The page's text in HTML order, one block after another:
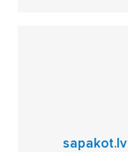
sapakot.lv